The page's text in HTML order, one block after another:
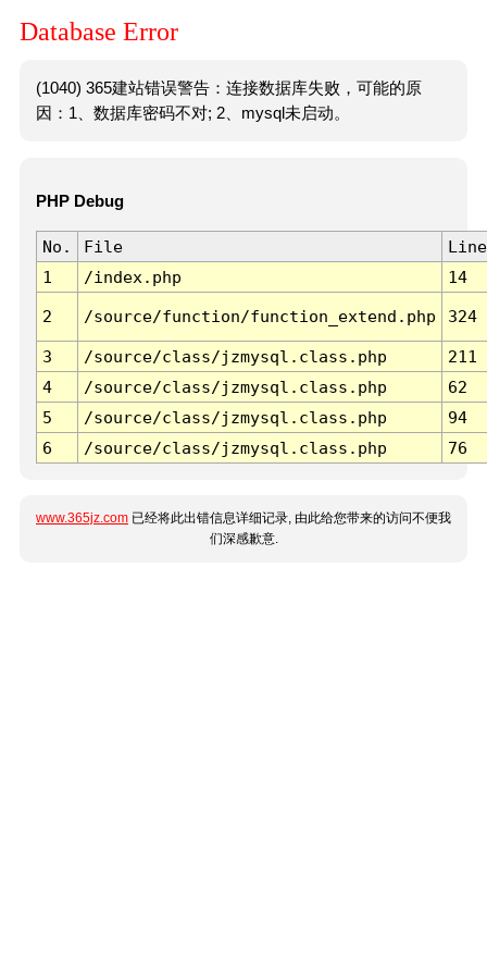
Database Error
(1040) 365建站错误警告：连接数据库失败，可能的原
因：1、数据库密码不对; 2、mysql未启动。
PHP Debug
No. File
Line
1
/index.php 14
2 /source/function/function_extend.php 324
3 /source/class/jzmysql.class.php
211
4
/source/class/jzmysql.class.php
62
5
/source/class/jzmysql.class.php
94
6
/source/class/jzmysql.class.php 76
www.365jz.com 已经将此出错信息详细记录, 由此给您带来的访问不便我
们深感歉意.